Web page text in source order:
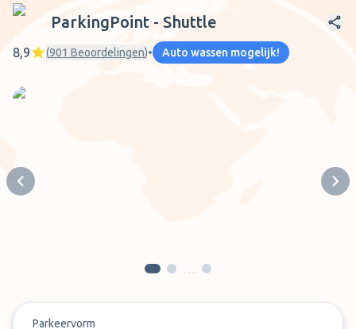
ParkingPoint - Shuttle
ParkingPoint - Shuttle
8,9 (901 Beoordelingen)• Auto wassen mogelijk!
Previous slide
…
Parkeervorm